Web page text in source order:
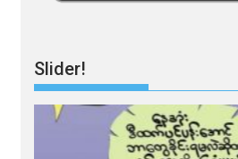
Slider!